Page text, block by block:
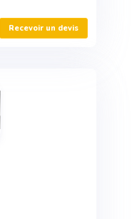
Recevoir un devis